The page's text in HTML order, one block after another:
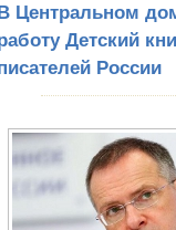
Центральном
Детский
России